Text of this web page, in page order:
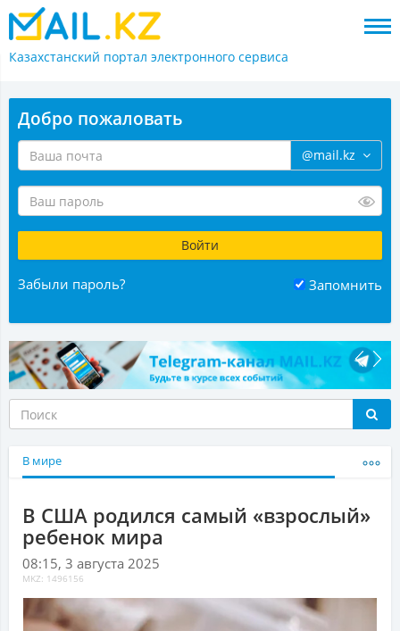
Казахстанский портал электронного сервиса
Добро пожаловать
@mail.kz
Забыли пароль? Запомнить
В мире
В США родился самый «взрослый»
ребенок мира
08:15, 3 августа 2025
MKZ: 1496156